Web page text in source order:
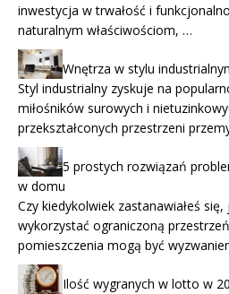
inwestycja w trwałość i
naturalnym właściwościom, …
Wnętrza w stylu
Styl industrialny zyskuje na
miłośników surowych i
przekształconych przestrzeni
5 prostych rozwiązań
w domu
Czy kiedykolwiek zastanawiałeś
wykorzystać ograniczoną
pomieszczenia mogą być
Ilość wygranych w lotto w